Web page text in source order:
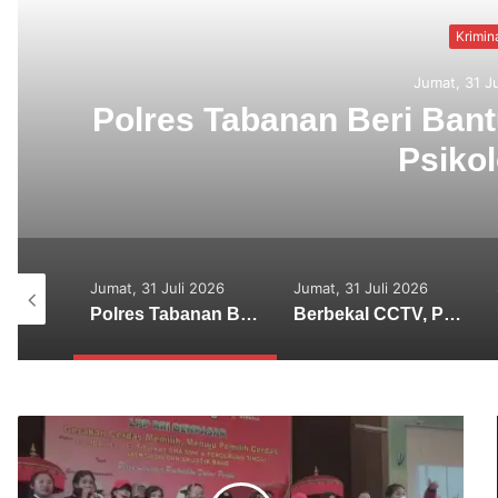
Jumat, 31
Polres Tabanan Beri
2026 Jumat, 31 Juli 2026
Polres Tabanan Beri Bantuan dan Pendampingan Psikologis
Jumat, 31 Juli 2026
Berbekal CCTV, Pelaku Tabrak Lari Terungkap